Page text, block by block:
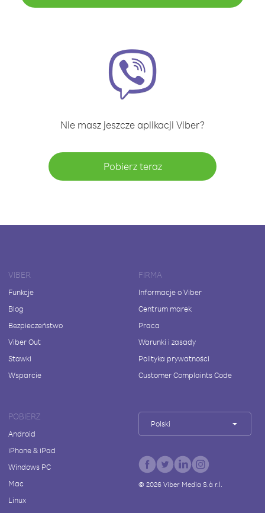
Nie masz jeszcze aplikacji Viber?
Pobierz teraz
VIBER
Funkcje
Blog
Bezpieczeństwo
Viber Out
Stawki
Wsparcie
FIRMA
Informacje o Viber
Centrum marek
Praca
Warunki i zasady
Polityka prywatności
Customer Complaints Code
POBIERZ
Android
iPhone & iPad
Windows PC
Mac
Linux
Polski
© 2026Viber Media S.à r.l.